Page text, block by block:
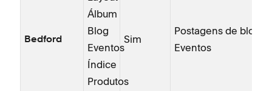
Bedford
Álbum
Blog
Eventos
Índice
Produtos
Sim
Postagens de blog
Eventos